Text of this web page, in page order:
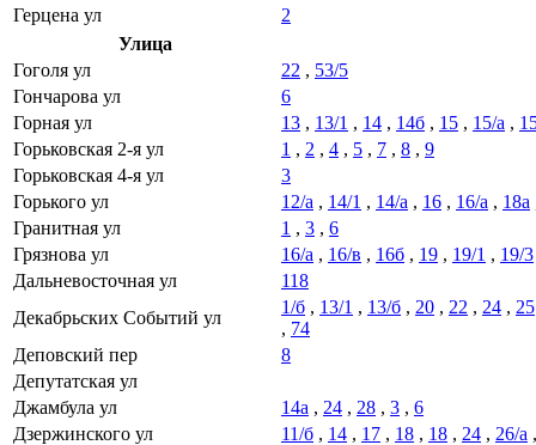
Герцена ул
2
Улица
Гоголя ул
22 , 53/5
Гончарова ул
6
Горная ул
13 , 13/1 , 14 , 14б , 15 , 15/а ,
Горьковская 2-я ул
1 , 2 , 4 , 5 , 7 , 8 , 9
Горьковская 4-я ул
3
Горького ул
12/а , 14/1 , 14/а , 16 , 16/а , 18а
Гранитная ул
1 , 3 , 6
Грязнова ул
16/а , 16/в , 16б , 19 , 19/1 , 19/3
Дальневосточная ул
118
Декабрьских Событий ул
1/б , 13/1 , 13/б , 20 , 22 , 24 , 25
, 74
Деповский пер
8
Депутатская ул
Джамбула ул
14а , 24 , 28 , 3 , 6
Дзержинского ул
11/б , 14 , 17 , 18 , 18 , 24 , 26/а